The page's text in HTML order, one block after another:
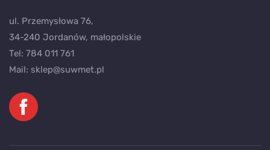
ul. Przemysłowa 76,
34-240 Jordanów, małopolskie
Tel: 784 011 761
Mail: sklep@suwmet.pl